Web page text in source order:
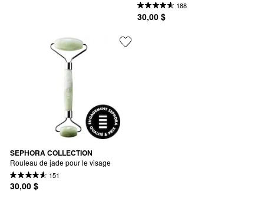
188
30,00 $
SEPHORA COLLECTION
Rouleau de jade pour le visage
151
30,00 $